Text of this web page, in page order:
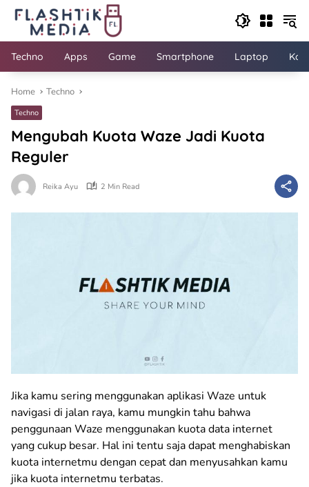
Skip
content
Techno Apps Game Smartphone Laptop
Home Techno
Techno
Mengubah Kuota Waze Jadi Kuota
Reguler
Reika Ayu 2 Min Read
Jika kamu sering menggunakan aplikasi Waze untuk
navigasi di jalan raya, kamu mungkin tahu bahwa
penggunaan Waze menggunakan kuota data internet
yang cukup besar. Hal ini tentu saja dapat menghabiskan
kuota internetmu dengan cepat dan menyusahkan kamu
jika kuota internetmu terbatas.